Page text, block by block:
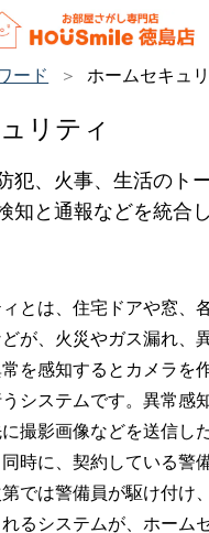
ード ホームセキュ
リティ
犯、火事、生活のト
知と通報などを統合
とは、住宅ドアや窓、
が、火災やガス漏れ、
を感知するとカメラを
システムです。異常感
撮影画像などを送信し
時に、契約している警
では警備員が駆け付け
るシステムが、ホーム